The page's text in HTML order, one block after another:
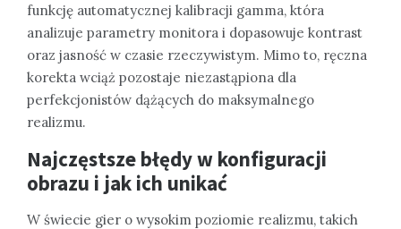
funkcję automatycznej kalibracji gamma, która
analizuje parametry monitora i dopasowuje kontrast
oraz jasność w czasie rzeczywistym. Mimo to, ręczna
korekta wciąż pozostaje niezastąpiona dla
perfekcjonistów dążących do maksymalnego
realizmu.
Najczęstsze błędy w konfiguracji
obrazu i jak ich unikać
W świecie gier o wysokim poziomie realizmu, takich